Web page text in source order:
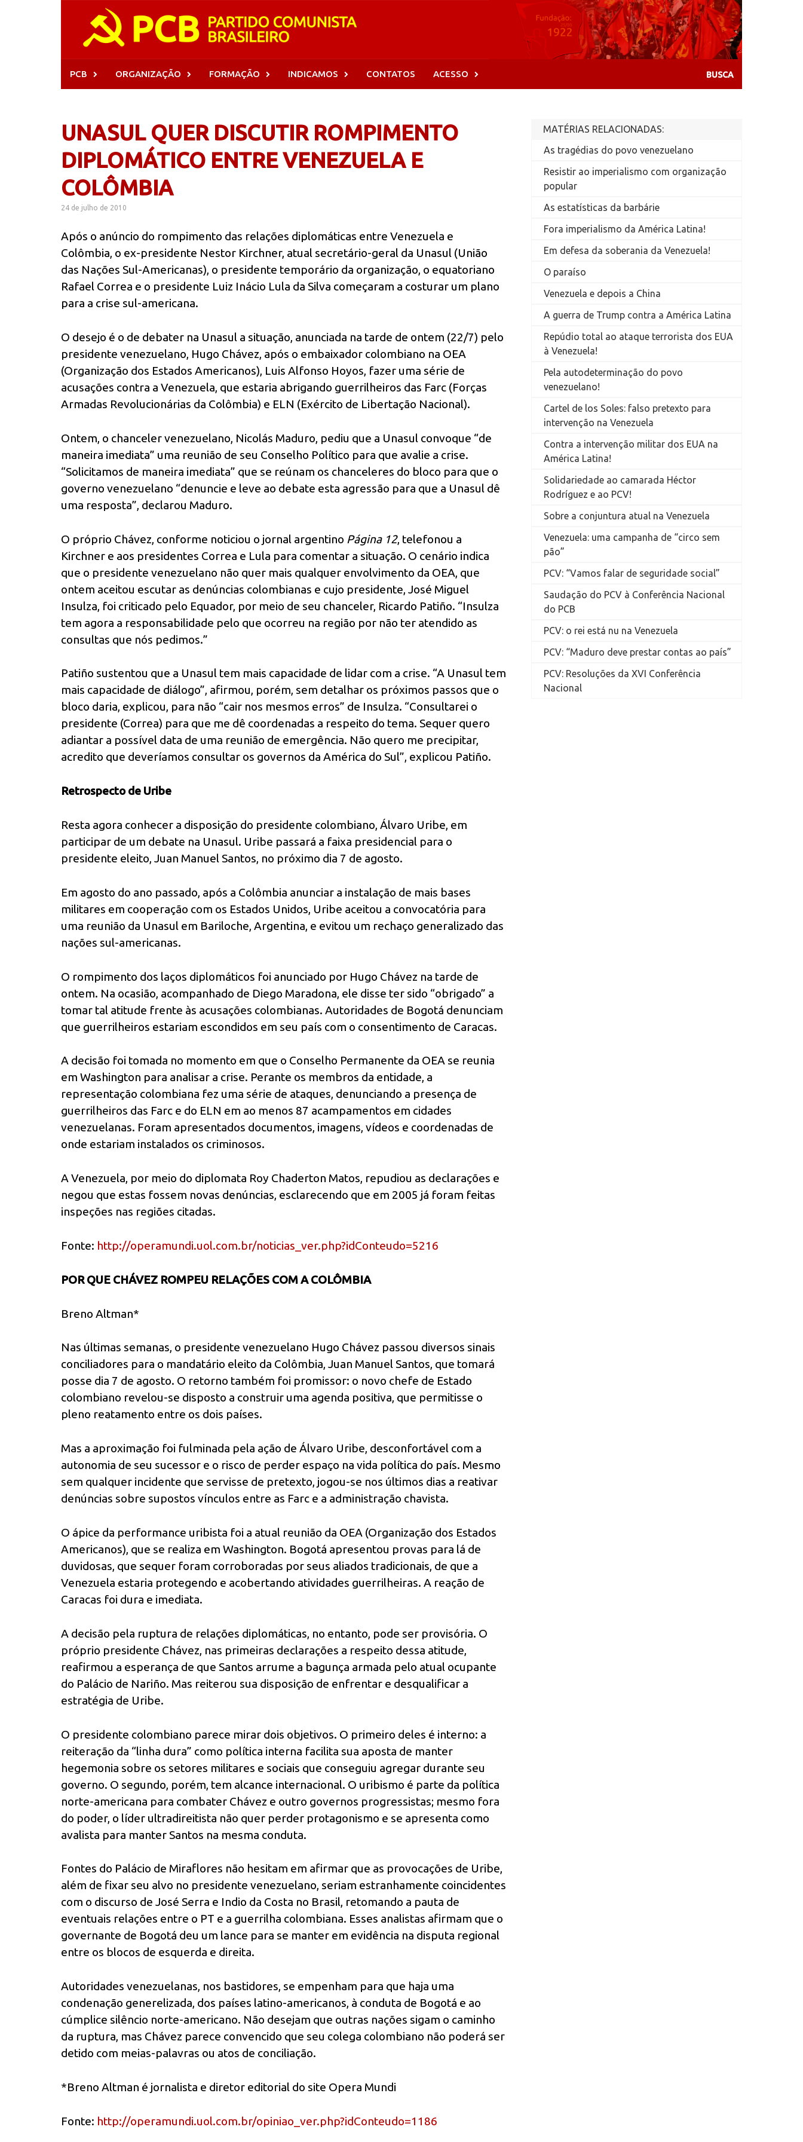
PCB ORGANIZAÇÃO FORMAÇÃO INDICAMOS CONTATOS ACESSO
UNASUL QUER DISCUTIR ROMPIMENTO
DIPLOMÁTICO ENTRE VENEZUELA E
COLÔMBIA
24 de julho de 2010
Após o anúncio do rompimento das relações diplomáticas entre Venezuela e
Colômbia, o ex-presidente Nestor Kirchner, atual secretário-geral da Unasul (União
das Nações Sul-Americanas), o presidente temporário da organização, o equatoriano
Rafael Correa e o presidente Luiz Inácio Lula da Silva começaram a costurar um plano
para a crise sul-americana.
O desejo é o de debater na Unasul a situação, anunciada na tarde de ontem (22/7) pelo
presidente venezuelano, Hugo Chávez, após o embaixador colombiano na OEA
(Organização dos Estados Americanos), Luis Alfonso Hoyos, fazer uma série de
acusações contra a Venezuela, que estaria abrigando guerrilheiros das Farc (Forças
Armadas Revolucionárias da Colômbia) e ELN (Exército de Libertação Nacional).
Ontem, o chanceler venezuelano, Nicolás Maduro, pediu que a Unasul convoque “de
maneira imediata” uma reunião de seu Conselho Político para que avalie a crise.
“Solicitamos de maneira imediata” que se reúnam os chanceleres do bloco para que o
governo venezuelano “denuncie e leve ao debate esta agressão para que a Unasul dê
uma resposta”, declarou Maduro.
O próprio Chávez, conforme noticiou o jornal argentino Página 12, telefonou a
Kirchner e aos presidentes Correa e Lula para comentar a situação. O cenário indica
que o presidente venezuelano não quer mais qualquer envolvimento da OEA, que
ontem aceitou escutar as denúncias colombianas e cujo presidente, José Miguel
Insulza, foi criticado pelo Equador, por meio de seu chanceler, Ricardo Patiño. “Insulza
tem agora a responsabilidade pelo que ocorreu na região por não ter atendido as
consultas que nós pedimos.”
Patiño sustentou que a Unasul tem mais capacidade de lidar com a crise. “A Unasul tem
mais capacidade de diálogo”, afirmou, porém, sem detalhar os próximos passos que o
bloco daria, explicou, para não “cair nos mesmos erros” de Insulza. “Consultarei o
presidente (Correa) para que me dê coordenadas a respeito do tema. Sequer quero
adiantar a possível data de uma reunião de emergência. Não quero me precipitar,
acredito que deveríamos consultar os governos da América do Sul”, explicou Patiño.
Retrospecto de Uribe
Resta agora conhecer a disposição do presidente colombiano, Álvaro Uribe, em
participar de um debate na Unasul. Uribe passará a faixa presidencial para o
presidente eleito, Juan Manuel Santos, no próximo dia 7 de agosto.
Em agosto do ano passado, após a Colômbia anunciar a instalação de mais bases
militares em cooperação com os Estados Unidos, Uribe aceitou a convocatória para
uma reunião da Unasul em Bariloche, Argentina, e evitou um rechaço generalizado das
nações sul-americanas.
O rompimento dos laços diplomáticos foi anunciado por Hugo Chávez na tarde de
ontem. Na ocasião, acompanhado de Diego Maradona, ele disse ter sido “obrigado” a
tomar tal atitude frente às acusações colombianas. Autoridades de Bogotá denunciam
que guerrilheiros estariam escondidos em seu país com o consentimento de Caracas.
A decisão foi tomada no momento em que o Conselho Permanente da OEA se reunia
em Washington para analisar a crise. Perante os membros da entidade, a
representação colombiana fez uma série de ataques, denunciando a presença de
guerrilheiros das Farc e do ELN em ao menos 87 acampamentos em cidades
venezuelanas. Foram apresentados documentos, imagens, vídeos e coordenadas de
onde estariam instalados os criminosos.
A Venezuela, por meio do diplomata Roy Chaderton Matos, repudiou as declarações e
negou que estas fossem novas denúncias, esclarecendo que em 2005 já foram feitas
inspeções nas regiões citadas.
Fonte: http://operamundi.uol.com.br/noticias_ver.php?idConteudo=5216
POR QUE CHÁVEZ ROMPEU RELAÇÕES COM A COLÔMBIA
Breno Altman*
Nas últimas semanas, o presidente venezuelano Hugo Chávez passou diversos sinais
conciliadores para o mandatário eleito da Colômbia, Juan Manuel Santos, que tomará
posse dia 7 de agosto. O retorno também foi promissor: o novo chefe de Estado
colombiano revelou-se disposto a construir uma agenda positiva, que permitisse o
pleno reatamento entre os dois países.
Mas a aproximação foi fulminada pela ação de Álvaro Uribe, desconfortável com a
autonomia de seu sucessor e o risco de perder espaço na vida política do país. Mesmo
sem qualquer incidente que servisse de pretexto, jogou-se nos últimos dias a reativar
denúncias sobre supostos vínculos entre as Farc e a administração chavista.
O ápice da performance uribista foi a atual reunião da OEA (Organização dos Estados
Americanos), que se realiza em Washington. Bogotá apresentou provas para lá de
duvidosas, que sequer foram corroboradas por seus aliados tradicionais, de que a
Venezuela estaria protegendo e acobertando atividades guerrilheiras. A reação de
Caracas foi dura e imediata.
A decisão pela ruptura de relações diplomáticas, no entanto, pode ser provisória. O
próprio presidente Chávez, nas primeiras declarações a respeito dessa atitude,
reafirmou a esperança de que Santos arrume a bagunça armada pelo atual ocupante
do Palácio de Nariño. Mas reiterou sua disposição de enfrentar e desqualificar a
estratégia de Uribe.
O presidente colombiano parece mirar dois objetivos. O primeiro deles é interno: a
reiteração da “linha dura” como política interna facilita sua aposta de manter
hegemonia sobre os setores militares e sociais que conseguiu agregar durante seu
governo. O segundo, porém, tem alcance internacional. O uribismo é parte da política
norte-americana para combater Chávez e outro governos progressistas; mesmo fora
do poder, o líder ultradireitista não quer perder protagonismo e se apresenta como
avalista para manter Santos na mesma conduta.
Fontes do Palácio de Miraflores não hesitam em afirmar que as provocações de Uribe,
além de fixar seu alvo no presidente venezuelano, seriam estranhamente coincidentes
com o discurso de José Serra e Indio da Costa no Brasil, retomando a pauta de
eventuais relações entre o PT e a guerrilha colombiana. Esses analistas afirmam que o
governante de Bogotá deu um lance para se manter em evidência na disputa regional
entre os blocos de esquerda e direita.
Autoridades venezuelanas, nos bastidores, se empenham para que haja uma
condenação generelizada, dos países latino-americanos, à conduta de Bogotá e ao
cúmplice silêncio norte-americano. Não desejam que outras nações sigam o caminho
da ruptura, mas Chávez parece convencido que seu colega colombiano não poderá ser
detido com meias-palavras ou atos de conciliação.
*Breno Altman é jornalista e diretor editorial do site Opera Mundi
Fonte: http://operamundi.uol.com.br/opiniao_ver.php?idConteudo=1186
MATÉRIAS RELACIONADAS:
As tragédias do povo venezuelano
Resistir ao imperialismo com organização
popular
As estatísticas da barbárie
Fora imperialismo da América Latina!
Em defesa da soberania da Venezuela!
O paraíso
Venezuela e depois a China
A guerra de Trump contra a América Latina
Repúdio total ao ataque terrorista dos EUA
à Venezuela!
Pela autodeterminação do povo
venezuelano!
Cartel de los Soles: falso pretexto para
intervenção na Venezuela
Contra a intervenção militar dos EUA na
América Latina!
Solidariedade ao camarada Héctor
Rodríguez e ao PCV!
Sobre a conjuntura atual na Venezuela
Venezuela: uma campanha de “circo sem
pão”
PCV: “Vamos falar de seguridade social”
Saudação do PCV à Conferência Nacional
do PCB
PCV: o rei está nu na Venezuela
PCV: “Maduro deve prestar contas ao país”
PCV: Resoluções da XVI Conferência
Nacional